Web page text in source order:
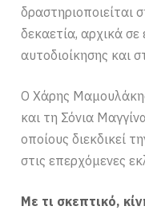
δραστηριοποιείται
δεκαετία, αρχικά σε
αυτοδιοίκησης και
Ο Χάρης
και τη Σόνια
οποίους διεκδικεί
στις επερχόμενες
Με τι σκεπτικό,